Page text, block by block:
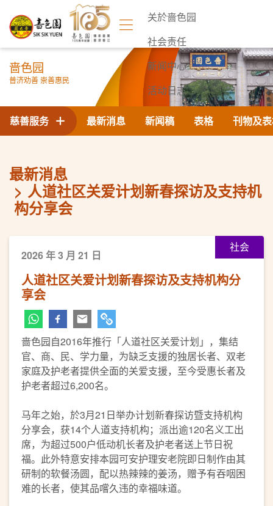
关於啬色园
社会责任
新闻中心
活动日志
联络我们
啬色园
普济劝善 崇善惠民
最新消息 新闻稿 表格 刊物及
慈善服务
最新消息
人道社区关爱计划新春探访及支持机
构分享会
社会
2026 年 3 月 21 日
人道社区关爱计划新春探访及支持机构分
享会
啬色园自2016年推行「人道社区关爱计划」，集结
官、商、民、学力量，为缺乏支援的独居长者、双老
家庭及护老者提供全面的关爱支援，至今受惠长者及
护老者超过6,200名。
马年之始，於3月21日举办计划新春探访暨支持机构
分享会，获14个人道支持机构；派出逾120名义工出
席，为超过500户低动机长者及护老者送上节日祝
福。此外特意安排本园可安护理安老院即日制作由其
研制的软餐汤圆，配以热辣辣的姜汤，赠予有吞咽困
难的长者，使其品嚐久违的幸福味道。